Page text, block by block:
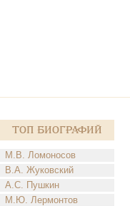
Топ Биографий
М.В. Ломоносов
В.А. Жуковский
А.С. Пушкин
М.Ю. Лермонтов